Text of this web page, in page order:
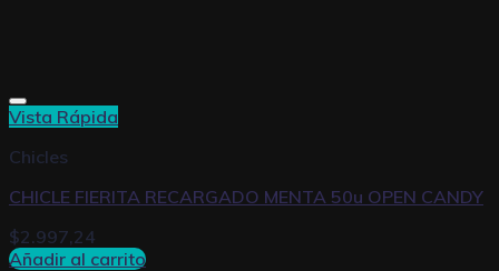
Vista Rápida
Chicles
CHICLE FIERITA RECARGADO MENTA 50u OPEN CANDY
$2.997,24
Añadir al carrito